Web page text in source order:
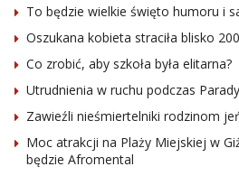
To będzie wielkie święto humoru i
Oszukana kobieta straciła blisko
Co zrobić, aby szkoła była elitarna?
Utrudnienia w ruchu podczas
Zawieźli nieśmiertelniki rodzinom
Moc atrakcji na Plaży Miejskiej w
będzie Afromental